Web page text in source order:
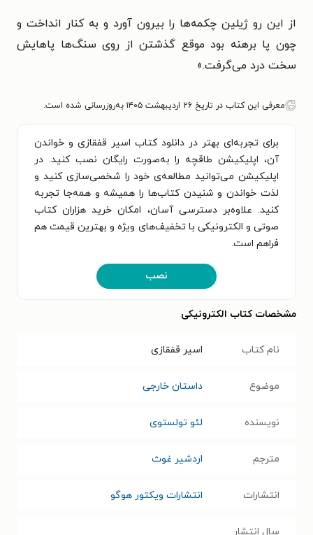
از این رو ژیلین چکمه‌ها را بیرون آورد و به کنار انداخت و
چون پا برهنه بود موقع گذشتن از روی سنگ‌ها پاهایش
سخت درد می‌گرفت.»
معرفی این کتاب در تاریخ ۲۶ اردیبهشت ۱۴۰۵ به‌روزرسانی شده است.
برای تجربه‌ای بهتر در دانلود کتاب اسیر قفقازی و خواندن
آن، اپلیکیشن طاقچه را به‌صورت رایگان نصب کنید. در
اپلیکیشن می‌توانید مطالعه‌ی خود را شخصی‌سازی کنید و
لذت خواندن و شنیدن کتاب‌ها را همیشه و همه‌جا تجربه
کنید. علاوه‌بر دسترسی آسان، امکان خرید هزاران کتاب
صوتی و الکترونیکی با تخفیف‌های ویژه و بهترین قیمت هم
فراهم است.
نصب
مشخصات کتاب الکترونیکی
نام کتاب اسیر قفقازی
موضوع داستان خارجی
نویسنده لئو تولستوی
مترجم اردشیر غوث
انتشارات انتشارات ویکتور هوگو
سال انتشار